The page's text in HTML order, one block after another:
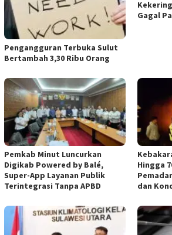
Pengangguran Terbuka Sulut
Bertambah 3,30 Ribu Orang
Gagal
Pemkab Minut Luncurkan
Digikab Powered by Balé,
Super-App Layanan Publik
Terintegrasi Tanpa APBD
Hingga
dan